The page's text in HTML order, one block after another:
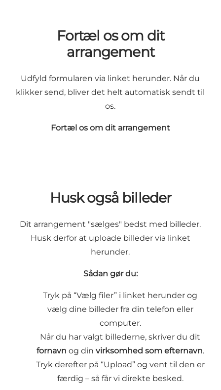
Fortæl os om dit
arrangement
Udfyld formularen via linket herunder. Når du
klikker send, bliver det helt automatisk sendt til
os.
Fortæl os om dit arrangement
Husk også billeder
Dit arrangement "sælges" bedst med billeder.
Husk derfor at uploade billeder via linket
herunder.
Sådan gør du:
Tryk på “Vælg filer” i linket herunder og
vælg dine billeder fra din telefon eller
computer.
Når du har valgt billederne, skriver du dit
fornavn og din virksomhed som efternavn.
Tryk derefter på “Upload” og vent til den er
færdig – så får vi direkte besked.